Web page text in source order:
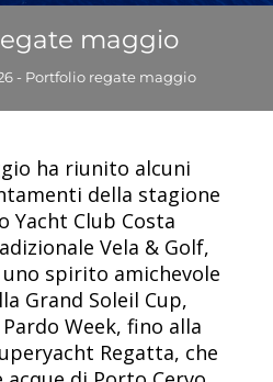
maggio
- Portfolio regate maggio
ha riunito alcuni
della stagione
Yacht Club Costa
Vela & Golf,
spirito amichevole
Grand Soleil Cup,
Week, fino alla
Regatta, che